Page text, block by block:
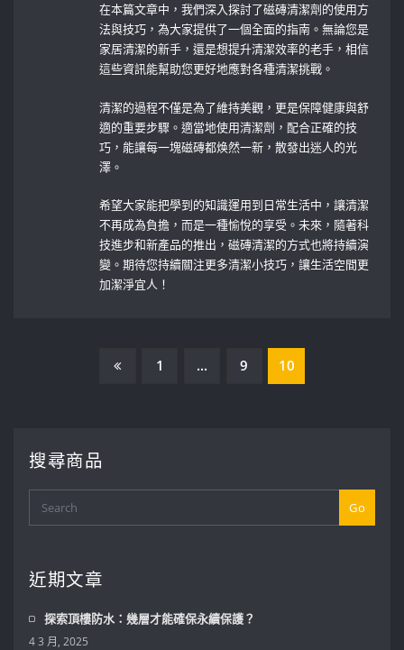
在本篇文章中，我們深入探討了磁磚清潔劑的使用方
法與技巧，為大家提供了一個全面的指南。無論您是
家居清潔的新手，還是想提升清潔效率的老手，相信
這些資訊能幫助您更好地應對各種清潔挑戰。
清潔的過程不僅是為了維持美觀，更是保障健康與舒
適的重要步驟。適當地使用清潔劑，配合正確的技
巧，能讓每一塊磁磚都焕然一新，散發出迷人的光
澤。
希望大家能把學到的知識運用到日常生活中，讓清潔
不再成為負擔，而是一種愉悅的享受。未來，隨著科
技進步和新產品的推出，磁磚清潔的方式也將持續演
變。期待您持續關注更多清潔小技巧，讓生活空間更
加潔淨宜人！
分
頁
1 ... 9 10
搜尋商品
Go
近期文章
探索頂樓防水：幾層才能確保永續保護？
4 3 月, 2025